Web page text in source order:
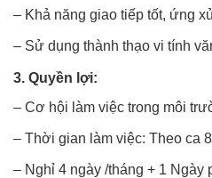
– Khả năng giao tiếp tốt, ứng
– Sử dụng thành thạo vi tính
3. Quyền lợi:
– Cơ hội làm việc trong môi
– Thời gian làm việc: Theo ca
– Nghỉ 4 ngày /tháng + 1 Ngày